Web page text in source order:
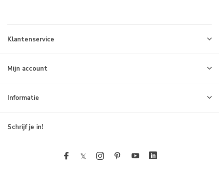
Klantenservice
Mijn account
Informatie
Schrijf je in!